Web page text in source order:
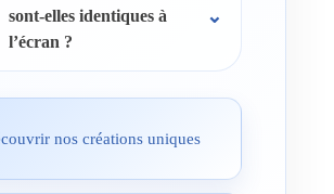
sont-elles identiques à
l’écran ?
nos créations uniques